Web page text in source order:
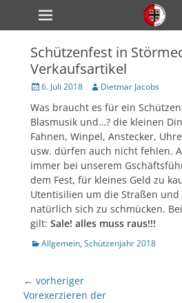
zum
Inhalt
Primärmenü
Schützenfest in
Verkaufsartikel
Veröffentlicht
6. Juli 2018 Author
Dietmar Jacobs
Was braucht es für ein
Blasmusik und…? die kleinen
Fahnen, Winpel, Anstecker,
usw. dürfen auch nicht fehlen.
immer bei unserem
dem Fest, für kleines Geld zu
Utentisilien um die Straßen und
natürlich sich zu schmücken.
gilt: Sale! alles muss raus!!!
Kategorien
Allgemein, Schützenjahr 2018
Beitragsnavigation
← vorheriger
Vorheriger
Vorexerzieren der